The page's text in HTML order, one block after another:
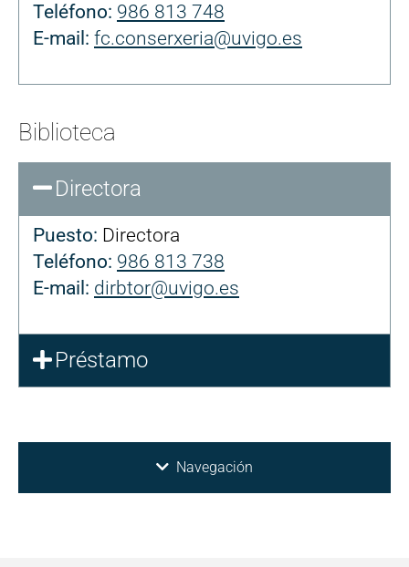
Teléfono: 986 813 748
E-mail: fc.conserxeria@uvigo.es
Biblioteca
Directora
Puesto: Directora
Teléfono: 986 813 738
E-mail: dirbtor@uvigo.es
Préstamo
Navegación